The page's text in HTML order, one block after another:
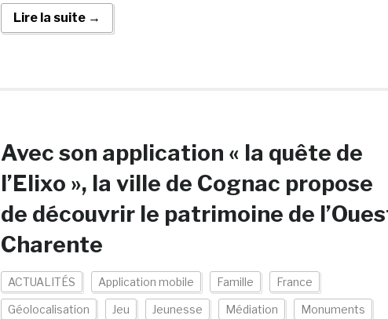
Lire la suite →
Avec son application « la quête de
l’Elixo », la ville de Cognac propose
de découvrir le patrimoine de
Charente
ACTUALITÉS Application mobile Famille France
Géolocalisation Jeu Jeunesse Médiation Monuments